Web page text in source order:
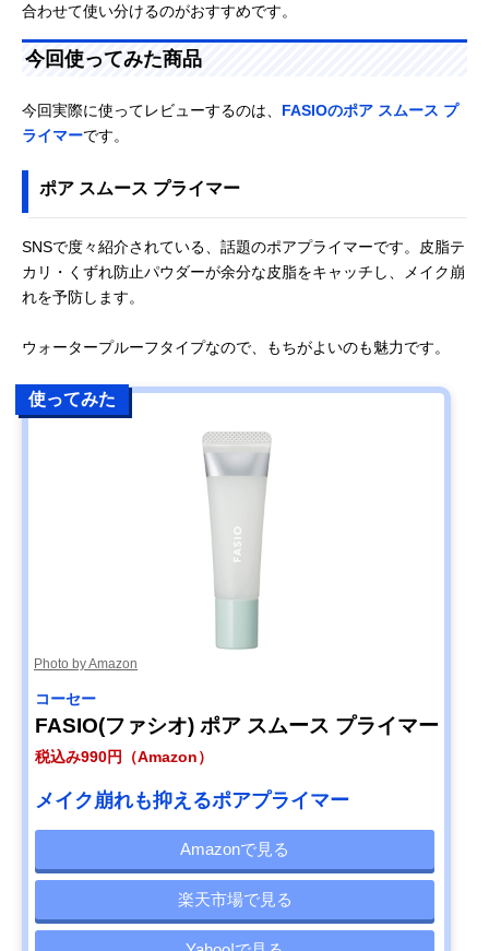
合わせて使い分けるのがおすすめです。
今回使ってみた商品
今回実際に使ってレビューするのは、 FASIOのポア スムース プ
ライマーです。
ポア スムース プライマー
SNSで度々紹介されている、話題のポアプライマーです。皮脂テ
カリ・くずれ防止パウダーが余分な皮脂をキャッチし、メイク崩
れを予防します。
ウォータープルーフタイプなので、もちがよいのも魅力です。
使ってみた
Photo by Amazon
コーセー
FASIO(ファシオ) ポア スムース プライマー
税込み990円（Amazon）
メイク崩れも抑えるポアプライマー
Amazonで見る
楽天市場で見る